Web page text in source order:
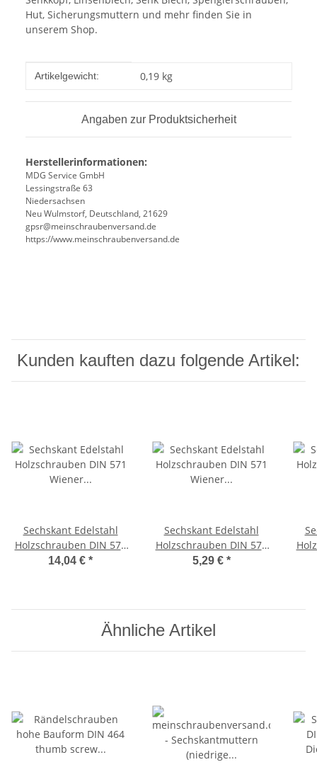
Hut, Sicherungsmuttern und mehr finden Sie in
unserem Shop.
Produkteigenschaft
Wert
Artikelgewicht: 0,19 kg
Angaben zur Produktsicherheit
Herstellerinformationen:
MDG Service GmbH
Lessingstraße 63
Niedersachsen
Neu Wulmstorf, Deutschland, 21629
gpsr@meinschraubenversand.de
https://www.meinschraubenversand.de
Kunden kauften dazu folgende Artikel:
Sechskant Edelstahl
Holzschrauben DIN 571
Wiener Schrauben
Rostfrei 8 x 120 mm 25
14,04 € *
Sechskant Edelstahl
Holzschrauben DIN 571
Wiener Schrauben
5,29 € *
Ähnliche Artikel